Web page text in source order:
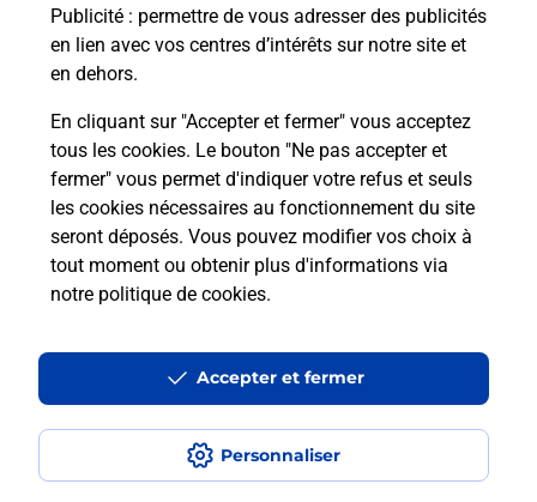
Publicité : permettre de vous adresser des publicités
en lien avec vos centres d’intérêts sur notre site et
en dehors.
En cliquant sur "Accepter et fermer" vous acceptez
tous les cookies. Le bouton "Ne pas accepter et
fermer" vous permet d'indiquer votre refus et seuls
les cookies nécessaires au fonctionnement du site
seront déposés. Vous pouvez modifier vos choix à
tout moment ou obtenir plus d'informations via
notre politique de cookies.
Personnaliser
Accepter et fermer
Comment est installée la
téléassistance classique ?
Localiser Liste
Liste - téléassistance
Isère - téléassistance
Charvieu Chavagneux - téléassistance
Accessibilité : partiellement conforme
Conditions contractuelles
Mentions légales